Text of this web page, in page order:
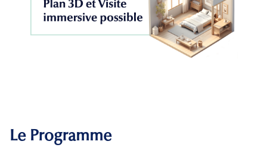
Le Programme